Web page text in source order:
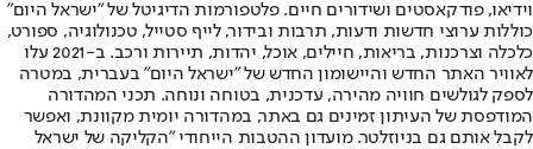
וידיאו, פודקאסטים ושידורים חיים. פלטפורמות הדיגיטל של "ישראל היום"
כוללות ערוצי חדשות ודעות, תרבות ובידור, לייף סטייל, טכנולוגיה, ספורט,
כלכלה וצרכנות, בריאות, חיילים, אוכל, יהדות, תיירות ורכב. ב-2021 עלו
לאוויר האתר החדש והיישומון החדש של "ישראל היום" בעברית, במטרה
לספק לגולשים חוויה מהירה, עדכנית, בטוחה ונוחה. תכני המהדורה
המודפסת של העיתון זמינים גם באתר, במהדורה יומית מקוונת, ואפשר
לקבל אותם גם בניוזלטר. מועדון ההטבות הייחודי "הקליקה של ישראל